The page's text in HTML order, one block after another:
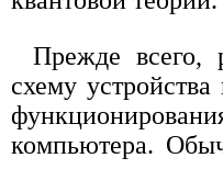
Прежде всего,
схему
компьютера.